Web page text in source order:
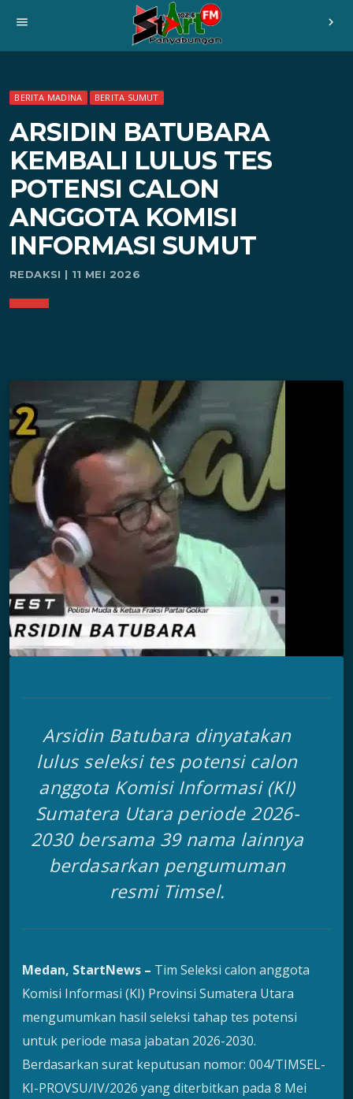
menu chevron_right
BERITA MADINA BERITA SUMUT
ARSIDIN BATUBARA
KEMBALI LULUS TES
POTENSI CALON
ANGGOTA KOMISI
INFORMASI SUMUT
REDAKSI | 11 MEI 2026
Arsidin Batubara dinyatakan
lulus seleksi tes potensi calon
anggota Komisi Informasi (KI)
Sumatera Utara periode 2026-
2030 bersama 39 nama lainnya
berdasarkan pengumuman
resmi Timsel.
Medan, StartNews – Tim Seleksi calon anggota
Komisi Informasi (KI) Provinsi Sumatera Utara
mengumumkan hasil seleksi tahap tes potensi
untuk periode masa jabatan 2026-2030.
Berdasarkan surat keputusan nomor: 004/TIMSEL-
KI-PROVSU/IV/2026 yang diterbitkan pada 8 Mei